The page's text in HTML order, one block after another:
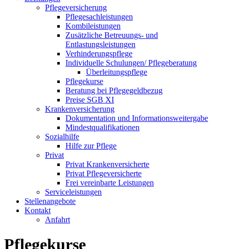
Pflegeversicherung
Pflegesachleistungen
Kombileistungen
Zusätzliche Betreuungs- und
Entlastungsleistungen
Verhinderungspflege
Individuelle Schulungen/ Pflegeberatung
Überleitungspflege
Pflegekurse
Beratung bei Pflegegeldbezug
Preise SGB XI
Krankenversicherung
Dokumentation und Informationsweitergabe
Mindestqualifikationen
Sozialhilfe
Hilfe zur Pflege
Privat
Privat Krankenversicherte
Privat Pflegeversicherte
Frei vereinbarte Leistungen
Serviceleistungen
Stellenangebote
Kontakt
Anfahrt
Pflegekurse